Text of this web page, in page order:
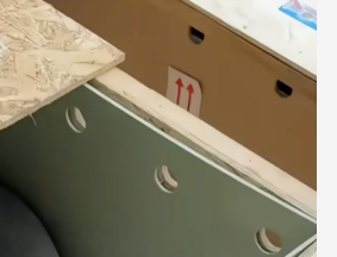
например
билеты и рестораны.
местом, где можно
поработать или просто
сквозь панорамные
и садятся